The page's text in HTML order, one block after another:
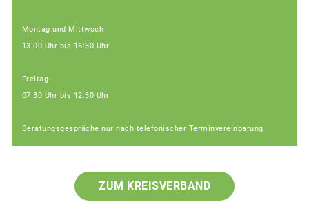
Montag und Mittwoch
13:00 Uhr bis 16:30 Uhr
Freitag
07:30 Uhr bis 12:30 Uhr
Beratungsgespräche nur nach telefonischer Terminvereinbarung
ZUM KREISVERBAND